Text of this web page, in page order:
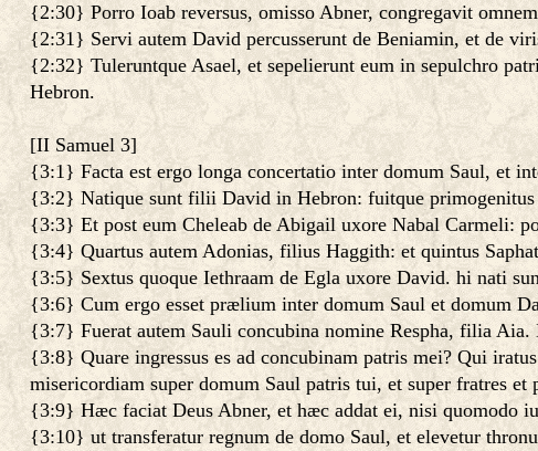
{2:30} Porro Ioab reversus, omisso Abner, congregavit
{2:31} Servi autem David percusserunt de Beniamin, et de
{2:32} Tuleruntque Asael, et sepelierunt eum in sepulchro
Hebron.
[II Samuel 3]
{3:1} Facta est ergo longa concertatio inter domum Saul, et
{3:2} Natique sunt filii David in Hebron: fuitque
{3:3} Et post eum Cheleab de Abigail uxore Nabal Carmeli:
{3:4} Quartus autem Adonias, filius Haggith: et quintus
{3:5} Sextus quoque Iethraam de Egla uxore David. hi nati
{3:6} Cum ergo esset prælium inter domum Saul et domum
{3:7} Fuerat autem Sauli concubina nomine Respha, filia Aia.
{3:8} Quare ingressus es ad concubinam patris mei? Qui
misericordiam super domum Saul patris tui, et super fratres
{3:9} Hæc faciat Deus Abner, et hæc addat ei, nisi quomodo
{3:10} ut transferatur regnum de domo Saul, et elevetur